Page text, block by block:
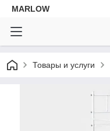
MARLOW
Товары и услуги